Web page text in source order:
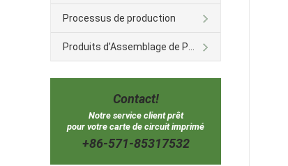
Processus de production
Contact!
Notre service client prêt
pour votre carte de circuit imprimé
+86-571-85317532